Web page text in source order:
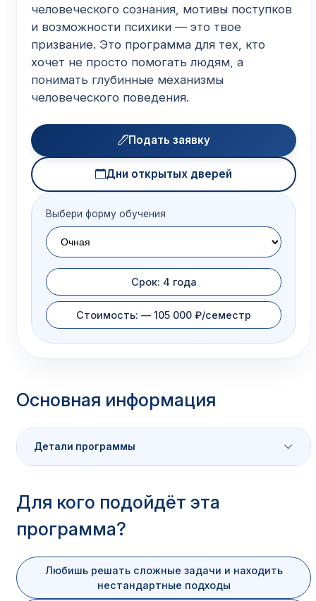
человеческого сознания, мотивы поступков
и возможности психики — это твое
призвание. Это программа для тех, кто
хочет не просто помогать людям, а
понимать глубинные механизмы
человеческого поведения.
Подать заявку
Дни открытых дверей
Выбери форму обучения
Срок: 4 года
Стоимость: — 105 000 ₽/семестр
Основная информация
Детали программы
Значение
Уровень
Форма обучения Очная / Очно-заочная /
Аккредитация Есть. Диплом
Для кого подойдёт эта
программа?
Любишь решать сложные задачи и находить
нестандартные подходы